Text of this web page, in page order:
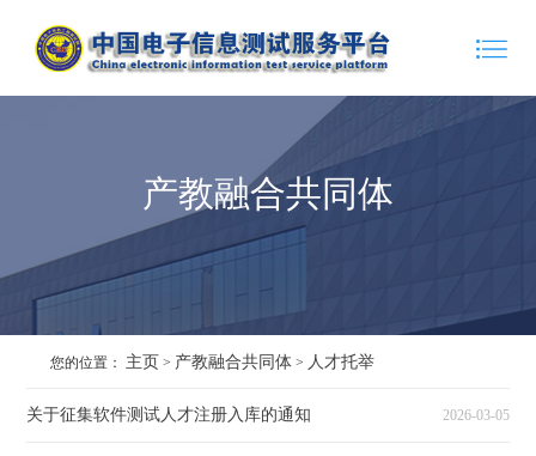
产教融合共同体
您的位置： 主页 > 产教融合共同体 > 人才托举
关于征集软件测试人才注册入库的通知 2026-03-05